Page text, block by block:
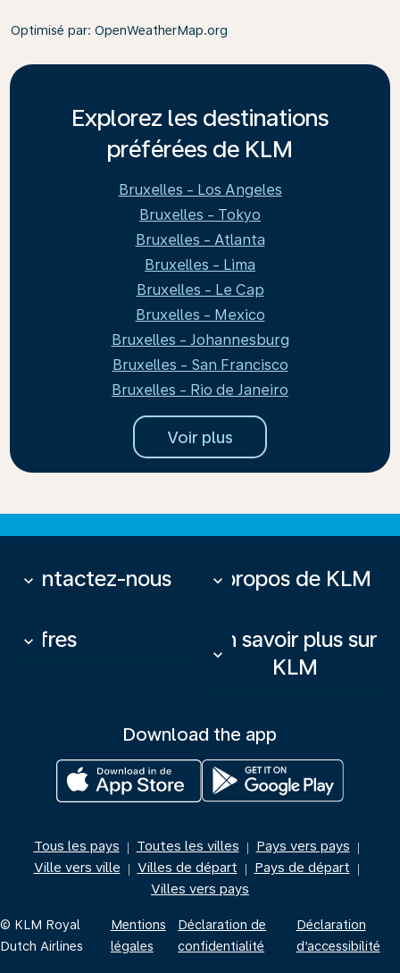
Optimisé par: OpenWeatherMap.org
Explorez les destinations
préférées de KLM
Bruxelles - Los Angeles
Bruxelles - Tokyo
Bruxelles - Atlanta
Bruxelles - Lima
Bruxelles - Le Cap
Bruxelles - Mexico
Bruxelles - Johannesburg
Bruxelles - San Francisco
Bruxelles - Rio de Janeiro
Voir plus
Contactez-nous
keyboard_arrow_down À propos de KLM
keyboard_arrow_down
Offres
keyboard_arrow_down
En savoir plus sur
KLM
keyboard_arrow_down
Download the app
Tous les pays | Toutes les villes | Pays vers pays |
Ville vers ville | Villes de départ | Pays de départ |
Villes vers pays
© KLM Royal
Dutch Airlines
Mentions
légales
Déclaration de
confidentialité
Déclaration
d’accessibilité